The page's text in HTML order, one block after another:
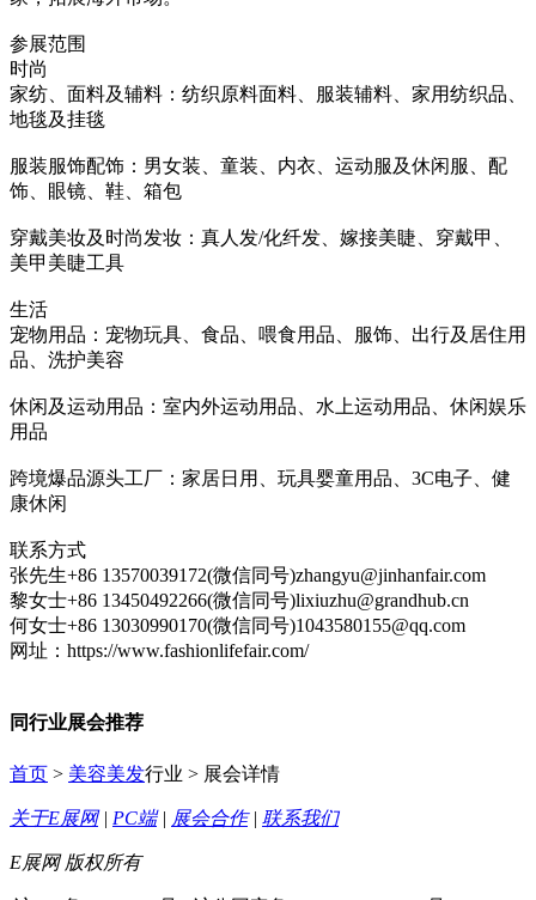
参展范围
时尚
家纺、面料及辅料：纺织原料面料、服装辅料、家用纺织品、
地毯及挂毯
服装服饰配饰：男女装、童装、内衣、运动服及休闲服、配
饰、眼镜、鞋、箱包
穿戴美妆及时尚发妆：真人发/化纤发、嫁接美睫、穿戴甲、
美甲美睫工具
生活
宠物用品：宠物玩具、食品、喂食用品、服饰、出行及居住用
品、洗护美容
休闲及运动用品：室内外运动用品、水上运动用品、休闲娱乐
用品
跨境爆品源头工厂：家居日用、玩具婴童用品、3C电子、健
康休闲
联系方式
张先生+86 13570039172(微信同号)zhangyu@jinhanfair.com
黎女士+86 13450492266(微信同号)lixiuzhu@grandhub.cn
何女士+86 13030990170(微信同号)1043580155@qq.com
网址：https://www.fashionlifefair.com/
同行业展会推荐
首页 > 美容美发行业 > 展会详情
关于E展网| PC端| 展会合作| 联系我们
E展网 版权所有